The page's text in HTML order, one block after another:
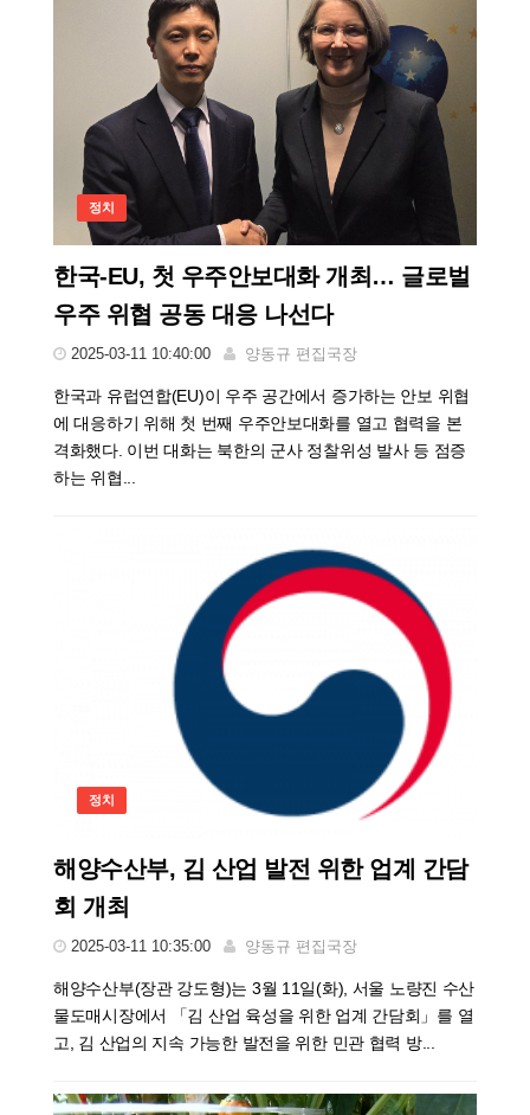
정치
한국-EU, 첫 우주안보대화 개최… 글로벌
우주 위협 공동 대응 나선다
2025-03-11 10:40:00 양동규 편집국장
한국과 유럽연합(EU)이 우주 공간에서 증가하는 안보 위협
에 대응하기 위해 첫 번째 우주안보대화를 열고 협력을 본
격화했다. 이번 대화는 북한의 군사 정찰위성 발사 등 점증
하는 위협...
정치
해양수산부, 김 산업 발전 위한 업계 간담
회 개최
2025-03-11 10:35:00 양동규 편집국장
해양수산부(장관 강도형)는 3월 11일(화), 서울 노량진 수산
물도매시장에서 「김 산업 육성을 위한 업계 간담회」를 열
고, 김 산업의 지속 가능한 발전을 위한 민관 협력 방...